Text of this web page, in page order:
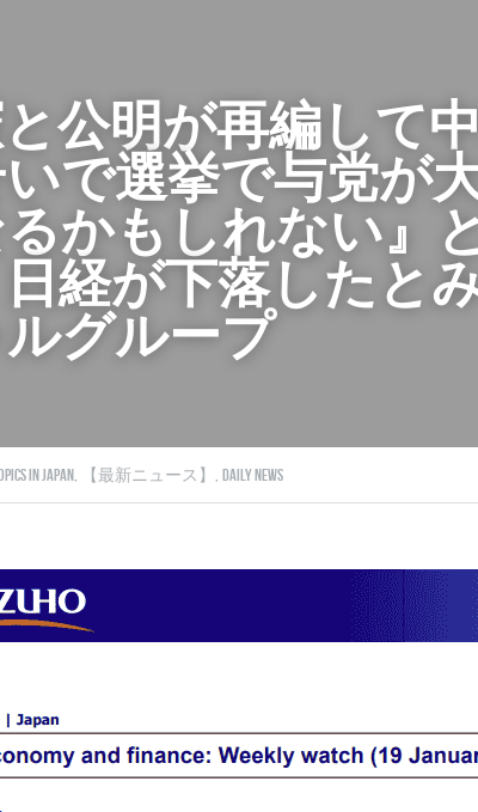
と公明が再編して
で選挙で与党が
るかもしれない』
経が下落したと
グループ
in Japan, 【最新ニュース】, Daily News